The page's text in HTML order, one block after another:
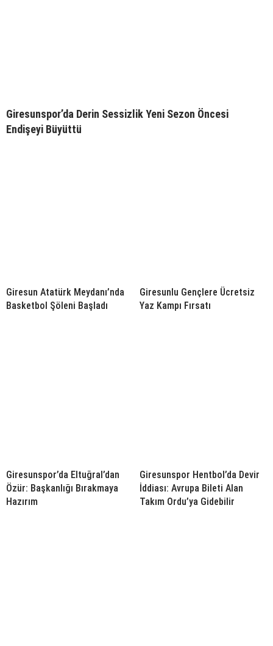
Giresunspor’da Derin Sessizlik Yeni Sezon Öncesi
Endişeyi Büyüttü
Giresun Atatürk Meydanı’nda
Basketbol Şöleni Başladı
Giresunlu Gençlere Ücretsiz
Yaz Kampı Fırsatı
Giresunspor’da Eltuğral’dan
Özür: Başkanlığı Bırakmaya
Hazırım
Giresunspor Hentbol’da Devir
İddiası: Avrupa Bileti Alan
Takım Ordu’ya Gidebilir